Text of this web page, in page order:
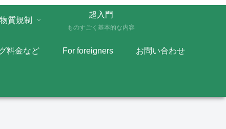
質規制
超入門
ものすごく基本的な内容
料金など For foreigners お問い合わせ